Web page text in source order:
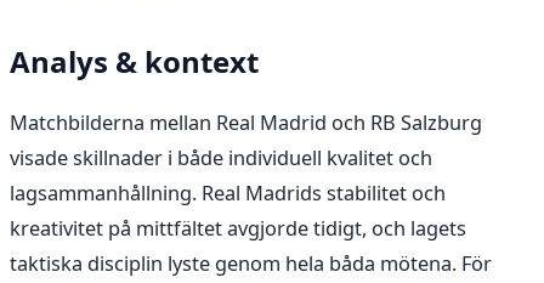
Analys & kontext
Matchbilderna mellan Real Madrid och RB Salzburg
visade skillnader i både individuell kvalitet och
lagsammanhållning. Real Madrids stabilitet och
kreativitet på mittfältet avgjorde tidigt, och lagets
taktiska disciplin lyste genom hela båda mötena. För